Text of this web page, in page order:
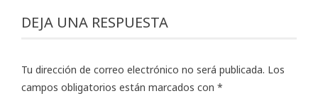
DEJA UNA RESPUESTA
Tu dirección de correo electrónico no será publicada. Los
campos obligatorios están marcados con *